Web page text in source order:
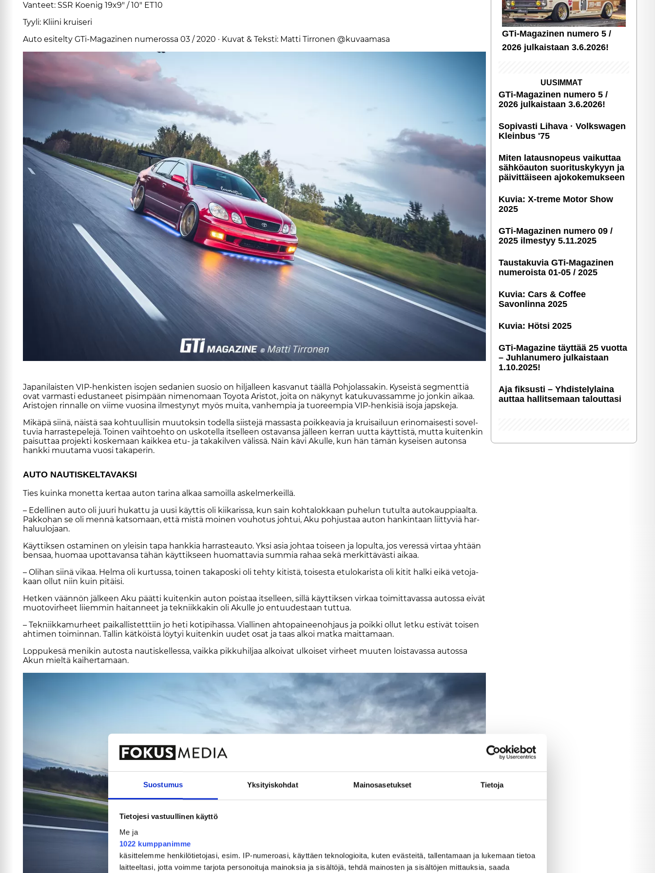
Suostumus Yksityiskohdat Mainosasetukset Tietoja
Tietojesi vastuullinen käyttö
Me ja
1022 kumppanimme
käsittelemme henkilötietojasi, esim. IP-numeroasi, käyttäen teknologioita, kuten evästeitä, tallentamaan ja lukemaan tietoa
laitteeltasi, jotta voimme tarjota personoituja mainoksia ja sisältöjä, tehdä mainosten ja sisältöjen mittauksia, saada
Van­teet: SSR Ko­e­nig 19x9" / 10" ET10
Tyy­li: Klii­ni krui­se­ri
Au­to esi­tel­ty GTi-Ma­ga­zi­nen nu­me­ros­sa 03 / 2020 · Ku­vat & Teks­ti: Mat­ti Tir­ro­nen @ku­vaa­ma­sa
Ja­pa­ni­lais­ten VIP-hen­kis­ten iso­jen se­da­nien suo­sio on hil­jal­leen kas­va­nut tääl­lä Poh­jo­las­sa­kin. Ky­seis­tä seg­ment­tiä
ovat var­mas­ti edus­ta­neet pi­sim­pään ni­me­no­maan To­yo­ta Aris­tot, joi­ta on nä­ky­nyt ka­tu­ku­vas­sam­me jo jon­kin ai­kaa.
Aris­to­jen rin­nal­le on vii­me vuo­si­na il­mes­ty­nyt myös mui­ta, van­hem­pia ja tuo­reem­pia VIP-hen­ki­siä iso­ja japs­ke­ja.
Mi­kä­pä sii­nä, näis­tä saa koh­tuul­li­sin muu­tok­sin to­del­la siis­te­jä mas­sas­ta poik­ke­a­via ja krui­sai­luun eri­no­mai­ses­ti so­vel­
tu­via har­ras­te­pe­le­jä. Toi­nen vaih­to­eh­to on us­ko­tel­la it­sel­leen os­ta­van­sa jäl­leen ker­ran uut­ta käyt­tis­tä, mut­ta kui­ten­kin
pai­sut­taa pro­jek­ti kos­ke­maan kaik­kea etu- ja ta­ka­kil­ven vä­lis­sä. Näin kävi Akul­le, kun hän tä­män ky­sei­sen au­ton­sa
hank­ki muu­ta­ma vuo­si ta­ka­pe­rin.
AU­TO NAU­TIS­KEL­TA­VAK­SI
Ties kuin­ka mo­net­ta ker­taa au­ton ta­ri­na al­kaa sa­moil­la as­kel­mer­keil­lä.
– Edel­li­nen au­to oli juu­ri hu­kat­tu ja uu­si käyt­tis oli kii­ka­ris­sa, kun sain koh­ta­lok­kaan pu­he­lun tu­tul­ta au­to­kaup­pi­aal­ta.
Pak­ko­han se oli men­nä kat­so­maan, et­tä mis­tä moi­nen vou­ho­tus joh­tui, Aku poh­jus­taa au­ton han­kin­taan liit­ty­viä har­
ha­luu­lo­jaan.
Käyt­tik­sen os­ta­mi­nen on ylei­sin tapa hank­kia har­ras­te­au­to. Yk­si asia joh­taa toi­seen ja lo­pul­ta, jos ve­res­sä vir­taa yh­tään
ben­saa, huo­maa upot­ta­van­sa tä­hän käyt­tik­seen huo­mat­ta­via sum­mia ra­haa sekä mer­kit­tä­väs­ti ai­kaa.
– Oli­han sii­nä vi­kaa. Hel­ma oli kur­tus­sa, toi­nen ta­ka­pos­ki oli teh­ty ki­tis­tä, toi­ses­ta etu­lo­ka­ris­ta oli ki­tit hal­ki ei­kä ve­to­ja­
kaan ol­lut niin kuin pi­täi­si.
Het­ken vään­nön jäl­keen Aku päät­ti kui­ten­kin au­ton pois­taa it­sel­leen, sil­lä käyt­tik­sen vir­kaa toi­mit­ta­vas­sa au­tos­sa ei­vät
muo­to­vir­heet lii­em­min hai­tan­neet ja tek­niik­ka­kin oli Akul­le jo en­tuu­des­taan tut­tua.
– Tek­niik­ka­mur­heet pai­kal­lis­tet­t­tiin jo heti ko­ti­pi­has­sa. Vi­al­li­nen ah­to­pai­nee­noh­jaus ja poik­ki ol­lut let­ku es­ti­vät toi­sen
ah­ti­men toi­min­nan. Tal­lin kät­köis­tä löy­tyi kui­ten­kin uu­det osat ja taas al­koi mat­ka mait­ta­maan.
Lop­pu­ke­sä me­ni­kin au­tos­ta nau­tis­kel­les­sa, vaik­ka pik­ku­hil­jaa al­koi­vat ul­koi­set vir­heet muu­ten lois­ta­vas­sa au­tos­sa
Akun miel­tä kai­her­ta­maan.
GTi-Magazinen numero 5 /
2026 julkaistaan 3.6.2026!
UUSIMMAT
GTi-Magazinen numero 5 /
2026 julkaistaan 3.6.2026!
Sopivasti Lihava · Volkswagen
Kleinbus '75
Miten latausnopeus vaikuttaa
sähköauton suori­tus­ky­kyyn ja
päivittäiseen ajoko­ke­muk­seen
Kuvia: X-treme Motor Show
2025
GTi-Magazinen numero 09 /
2025 ilmestyy 5.11.2025
Taustakuvia GTi-Magazinen
numeroista 01-05 / 2025
Kuvia: Cars & Coffee
Savonlinna 2025
Kuvia: Hötsi 2025
GTi-Magazine täyttää 25 vuotta
– Juhlanumero julkaistaan
1.10.2025!
Aja fiksusti – Yhdis­te­ly­laina
auttaa hallitsemaan talouttasi